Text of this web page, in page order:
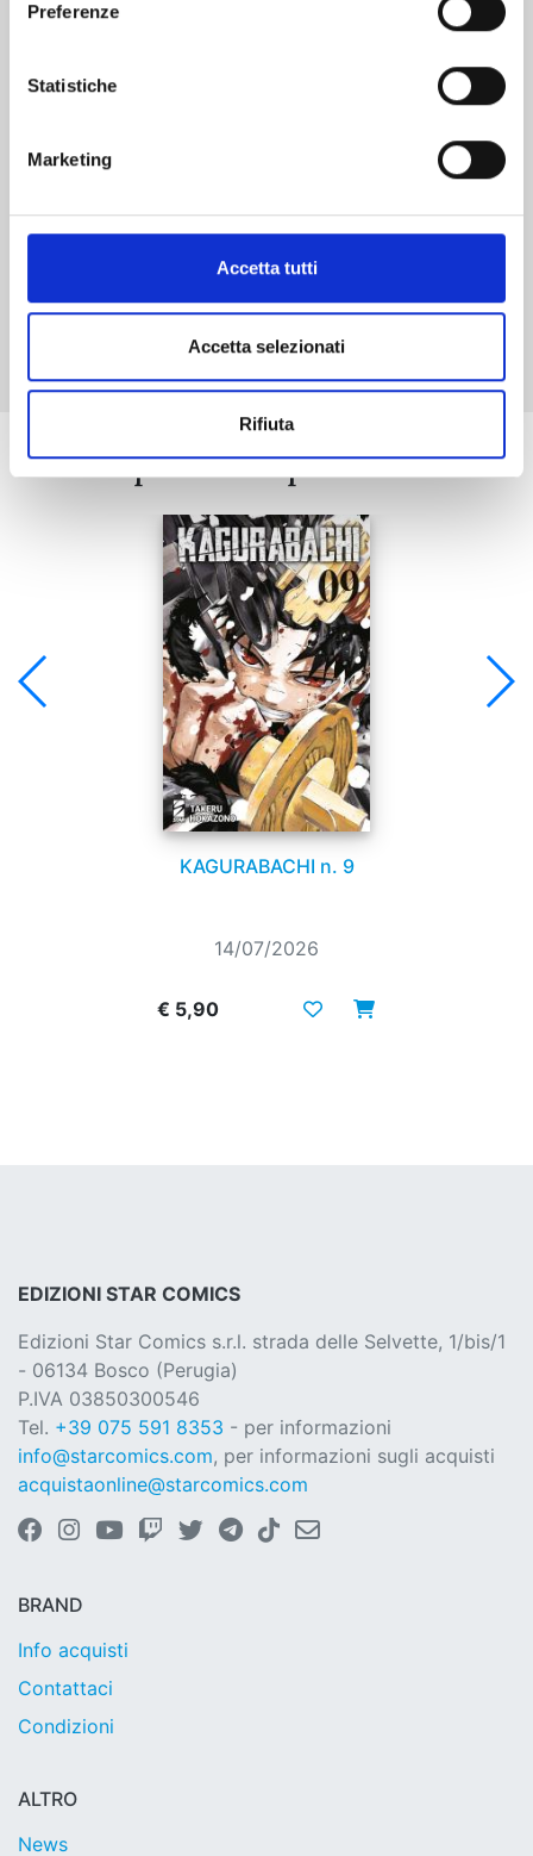
Preferenze
Statistiche
Marketing
Accetta tutti
Accetta selezionati
Rifiuta
Mostra tutto
Se ti è piaciuto prova anche:
KAGURABACHI n. 9
14/07/2026
€ 5,90
EDIZIONI STAR COMICS
Edizioni Star Comics s.r.l. strada delle Selvette, 1/bis/1
- 06134 Bosco (Perugia)
P.IVA 03850300546
Tel. +39 075 591 8353 - per informazioni
info@starcomics.com, per informazioni sugli acquisti
acquistaonline@starcomics.com
BRAND
Info acquisti
Contattaci
Condizioni
ALTRO
News